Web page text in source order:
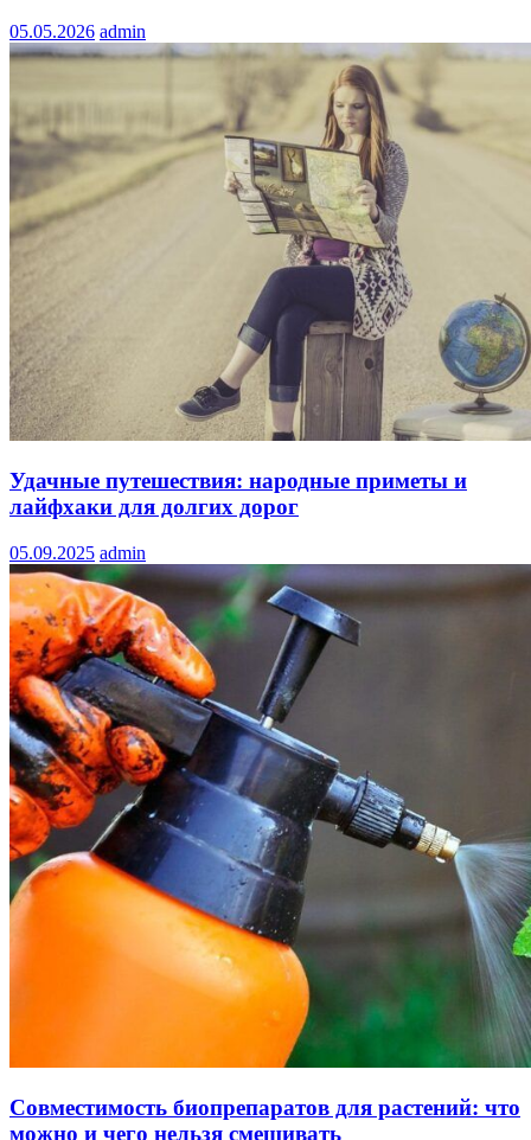
05.05.2026 admin
Удачные путешествия: народные приметы и
лайфхаки для долгих дорог
05.09.2025 admin
Совместимость биопрепаратов для растений: что
можно и чего нельзя смешивать